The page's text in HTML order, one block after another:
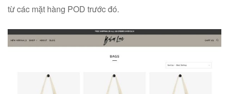
từ các mặt hàng POD trước đó.